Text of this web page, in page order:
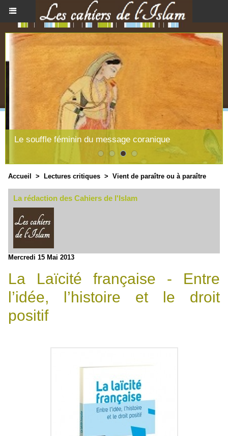
Le souffle féminin du message coranique
Accueil > Lectures critiques > Vient de paraître ou à paraître
La rédaction des Cahiers de l'Islam
Mercredi 15 Mai 2013
La Laïcité française - Entre
l’idée, l’histoire et le droit
positif